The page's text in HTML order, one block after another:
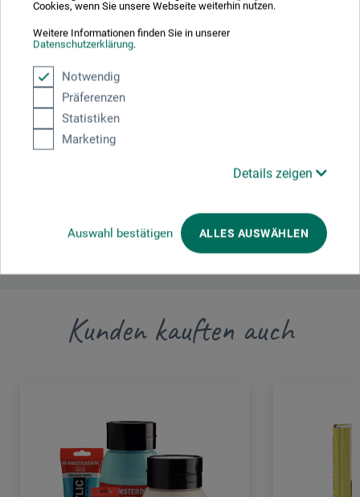
Cookies, wenn Sie unsere Webseite weiterhin nutzen.
Weitere Informationen finden Sie in unserer
Datenschutzerklärung.
Notwendig
Präferenzen
Statistiken
Marketing
Details zeigen
Auswahl bestätigen ALLES AUSWÄHLEN
Hersteller-Kontakt
Hier finden Sie die Kontaktdaten des Herstellers zu
Penguin Random House Verlagsgruppe GmbH
kundenservice@penguinrandomhouse.de
Kunden kauften auch